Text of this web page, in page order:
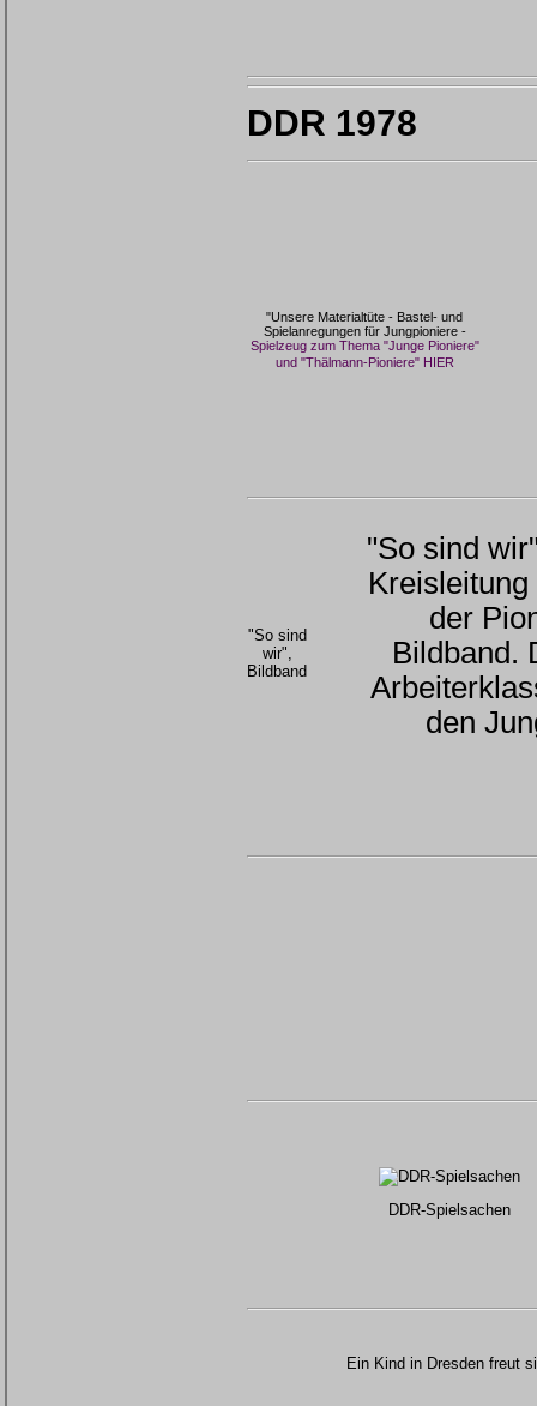
DDR 1978
"Unsere Materialtüte - Bastel- und
Spielanregungen für Jungpioniere -
Spielzeug zum Thema "Junge Pioniere"
und "Thälmann-Pioniere" HIER
"So sind
wir",
Bildband
"So sind
der
Bildband.
den
DDR-Spielsachen
Ein Kind in Dresden freut